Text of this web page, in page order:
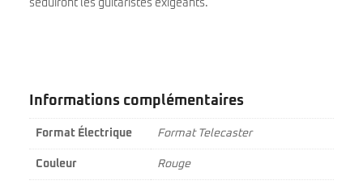
séduiront les guitaristes exigeants.
Informations complémentaires
Format Électrique Format Telecaster
Couleur Rouge